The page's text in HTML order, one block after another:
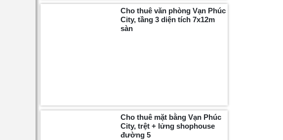
Cho thuê văn phòng Vạn Phúc
City, tầng 3 diện tích 7x12m
sàn
Cho thuê mặt bằng Vạn Phúc
City, trệt + lửng shophouse
đường 5